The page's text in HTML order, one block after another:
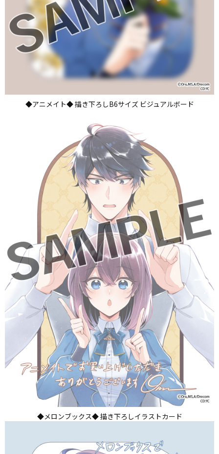
◆アニメイト◆ 描き下ろしB6サイズ ビジュアルボード
◆メロンブックス◆ 描き下ろしイラストカード